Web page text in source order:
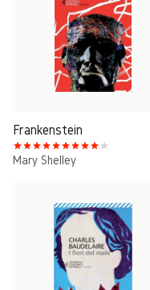
Frankenstein
Mary Shelley